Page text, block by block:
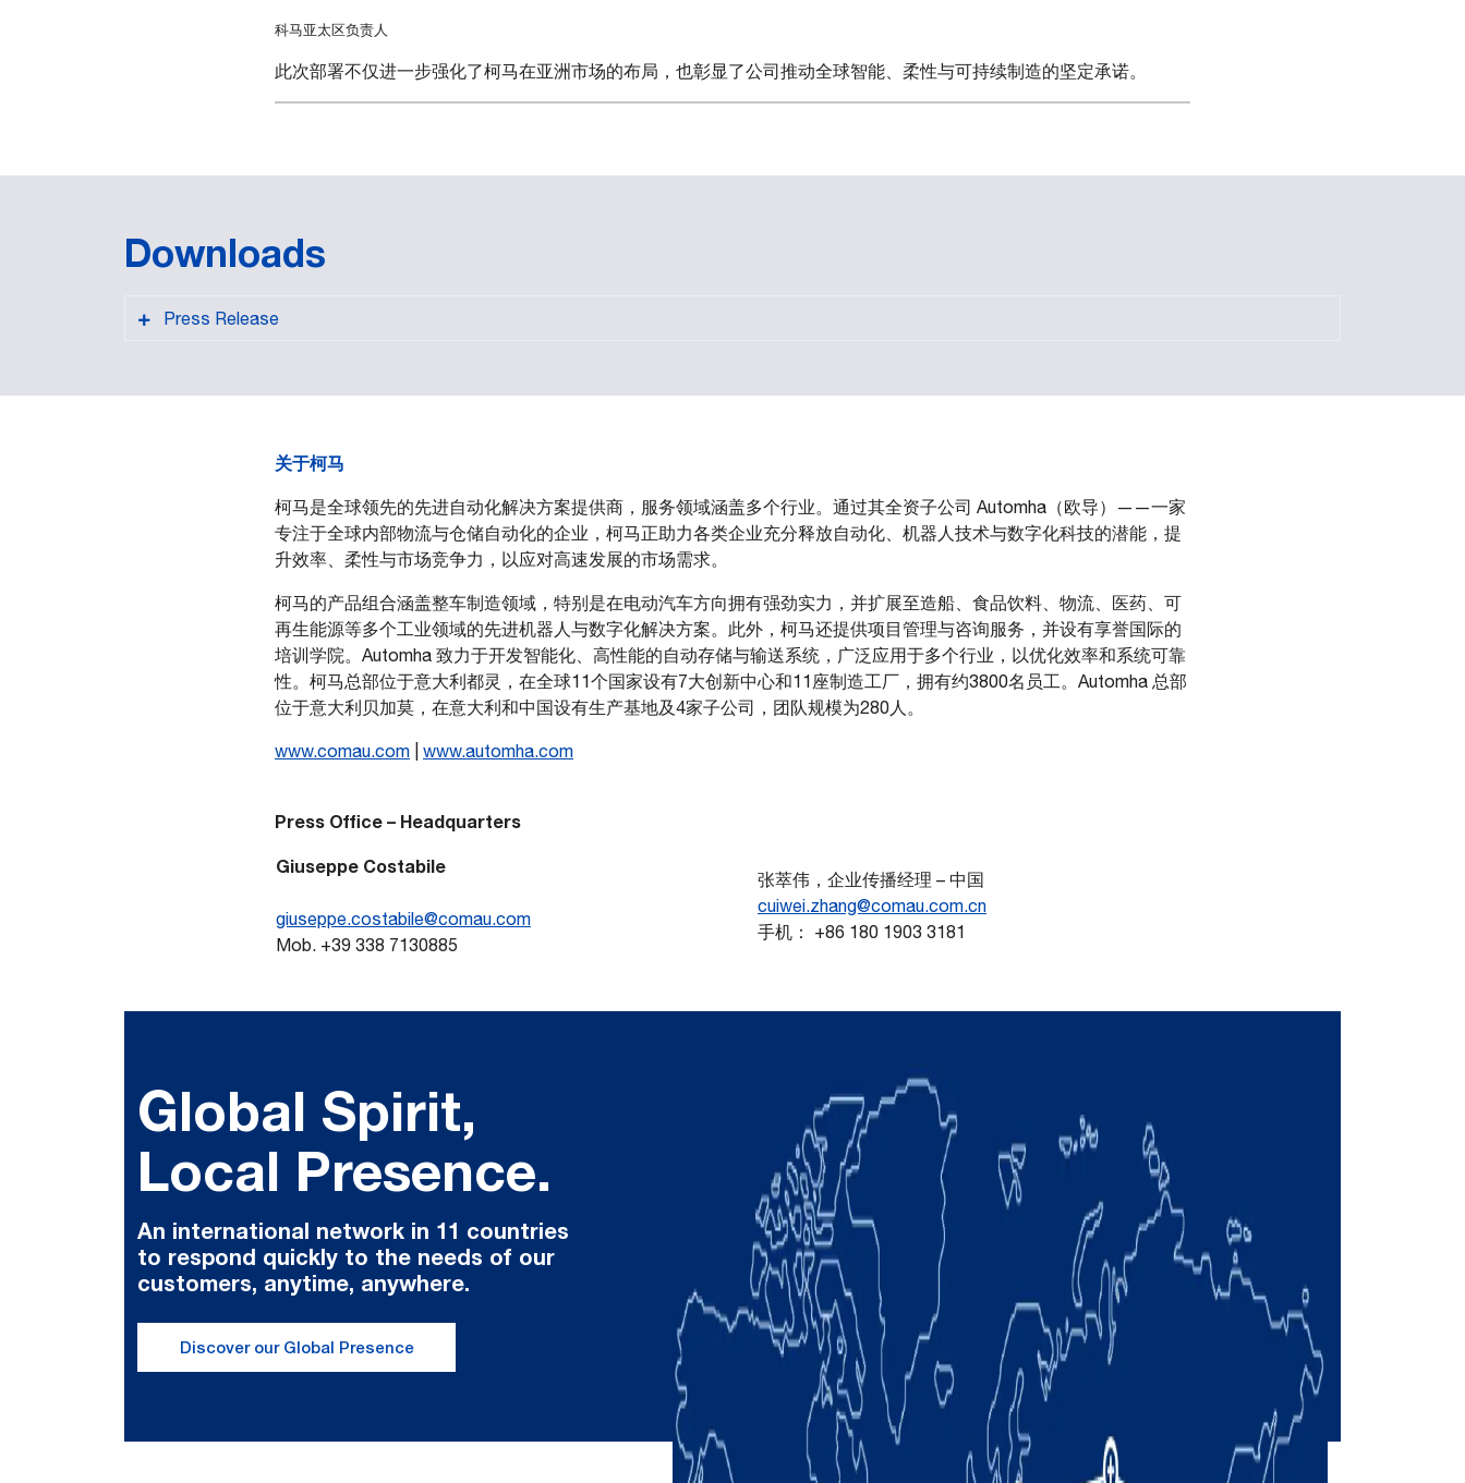
科马亚太区负责人
此次部署不仅进一步强化了柯马在亚洲市场的布局，也彰显了公司推动全球智能、柔性与可持续制造的坚定承诺。
Downloads
Press Release
关于柯马
柯马是全球领先的先进自动化解决方案提供商，服务领域涵盖多个行业。通过其全资子公司 Automha（欧导）——一家
专注于全球内部物流与仓储自动化的企业，柯马正助力各类企业充分释放自动化、机器人技术与数字化科技的潜能，提
升效率、柔性与市场竞争力，以应对高速发展的市场需求。
柯马的产品组合涵盖整车制造领域，特别是在电动汽车方向拥有强劲实力，并扩展至造船、食品饮料、物流、医药、可
再生能源等多个工业领域的先进机器人与数字化解决方案。此外，柯马还提供项目管理与咨询服务，并设有享誉国际的
培训学院。Automha 致力于开发智能化、高性能的自动存储与输送系统，广泛应用于多个行业，以优化效率和系统可靠
性。柯马总部位于意大利都灵，在全球11个国家设有7大创新中心和11座制造工厂，拥有约3800名员工。Automha 总部
位于意大利贝加莫，在意大利和中国设有生产基地及4家子公司，团队规模为280人。
www.comau.com www.automha.com
Press Office – Headquarters
Giuseppe Costabile
giuseppe.costabile@comau.com
Mob. +39 338 7130885
张萃伟，企业传播经理 – 中国
cuiwei.zhang@comau.com.cn
手机： +86 180 1903 3181
Global Spirit,
Local Presence.
An international network in 11 countries
to respond quickly to the needs of our
customers, anytime, anywhere.
Discover our Global Presence